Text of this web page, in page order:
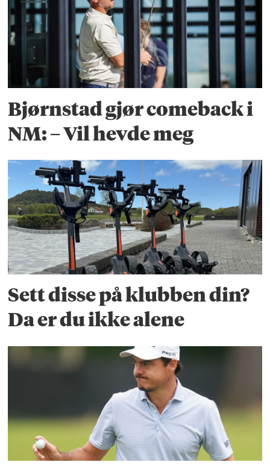
Bjørnstad gjør comeback i
NM: – Vil hevde meg
Sett disse på klubben din?
Da er du ikke alene